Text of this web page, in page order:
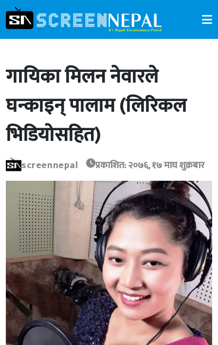
गायिका मिलन नेवारले
घन्काइन् पालाम (लिरिकल
भिडियोसहित)
screennepal प्रकाशित: २०७६, १७ माघ शुक्रबार